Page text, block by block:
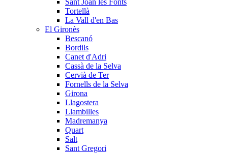
Sant Joan les Fonts
Tortellà
La Vall d'en Bas
El Gironès
Bescanó
Bordils
Canet d'Adri
Cassà de la Selva
Cervià de Ter
Fornells de la Selva
Girona
Llagostera
Llambilles
Madremanya
Quart
Salt
Sant Gregori